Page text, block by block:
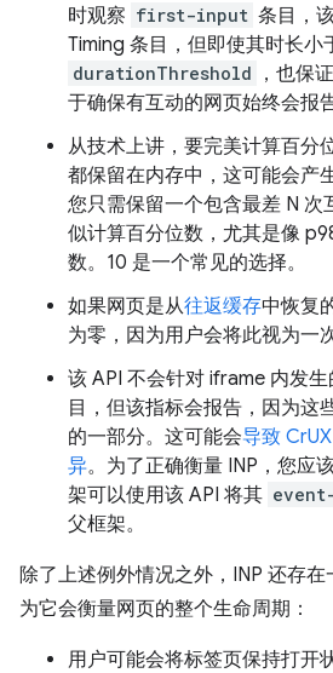
时观察 first-input 条目，
Timing 条目，但即使其时长小
durationThreshold
，也保
于确保有互动的网页始终会报
从技术上讲，要完美计算百分
都保留在内存中，这可能会产
您只需保留一个包含最差 N 次
似计算百分位数，尤其是像
数。10 是一个常见的选择。
如果网页是从往返缓存中恢复
为零，因为用户会将此视为一
该 API 不会针对 iframe 内发
目，但该指标会报告，因为这
的一部分。这可能会导致
异。为了正确衡量 INP，您应
架可以使用该 API 将其
父框架。
除了上述例外情况之外，INP 还存
为它会衡量网页的整个生命周期：
用户可能会将标签页保持打开